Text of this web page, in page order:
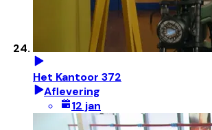
Het Kantoor 372
Aflevering
12 jan